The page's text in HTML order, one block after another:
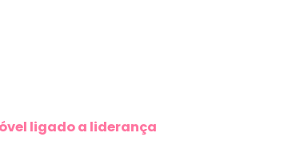
ligado a liderança